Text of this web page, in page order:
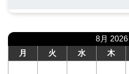
8月 2026
月
火 水 木